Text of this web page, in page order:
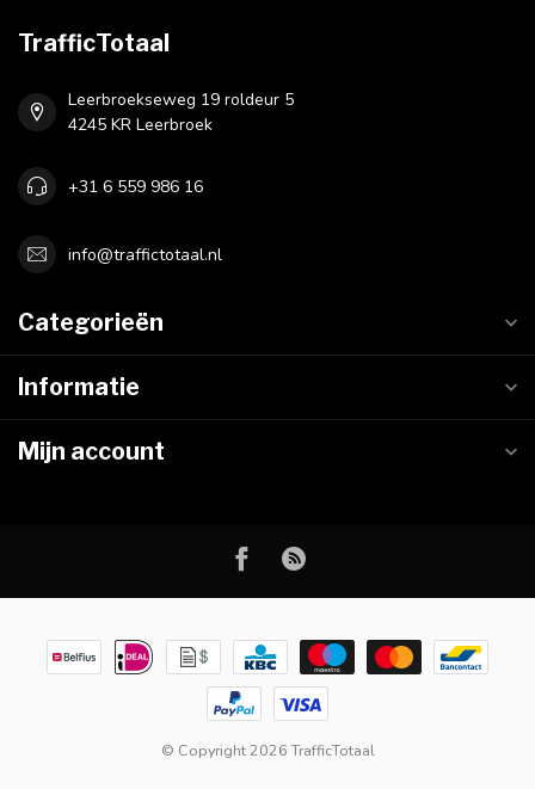
TrafficTotaal
Leerbroekseweg 19 roldeur 5
4245 KR Leerbroek
+31 6 559 986 16
info@traffictotaal.nl
Categorieën
Informatie
Mijn account
© Copyright 2026 TrafficTotaal